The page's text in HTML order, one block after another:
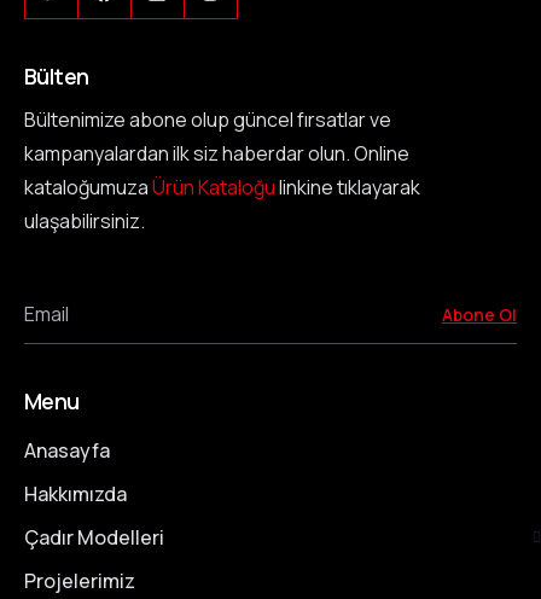
Bülten
Bültenimize abone olup güncel fırsatlar ve
kampanyalardan ilk siz haberdar olun. Online
kataloğumuzaÜrün Kataloğulinkine tıklayarak
ulaşabilirsiniz.
Email Abone Ol
Menu
Anasayfa
Hakkımızda
Çadır Modelleri
Projelerimiz